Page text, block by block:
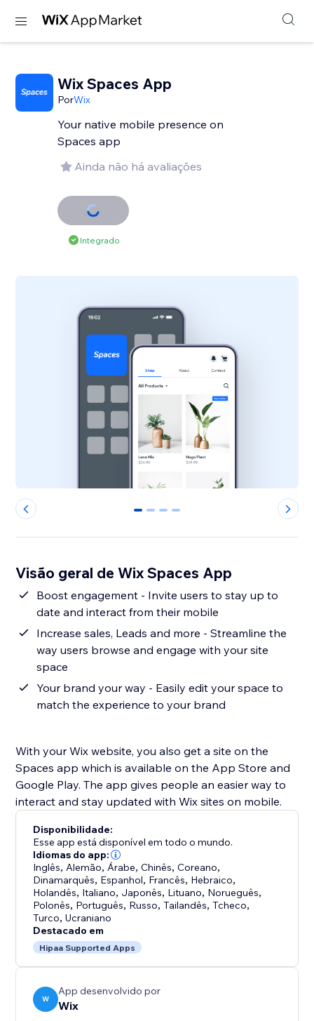
Wix Spaces App
PorWix
Your native mobile presence on
Spaces app
Ainda não há avaliações
Integrado
0 1 2 3
Visão geral de Wix Spaces App
Boost engagement - Invite users to stay up to
date and interact from their mobile
Increase sales, Leads and more - Streamline the
way users browse and engage with your site
space
Your brand your way - Easily edit your space to
match the experience to your brand
With your Wix website, you also get a site on the
Spaces app which is available on the App Store and
Google Play. The app gives people an easier way to
interact and stay updated with Wix sites on mobile.
Disponibilidade:
Esse app está disponível em todo o mundo.
Idiomas do app:
Inglês, Alemão, Árabe,Chinês,Coreano,
Dinamarquês, Espanhol, Francês, Hebraico,
Holandês, Italiano, Japonês, Lituano, Norueguês,
Polonês, Português, Russo,Tailandês,Tcheco,
Turco,Ucraniano
Destacado em
Hipaa Supported Apps
W
App desenvolvido por
Wix